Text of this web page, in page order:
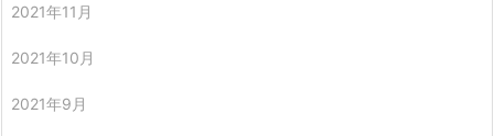
2021年11月
2021年10月
2021年9月